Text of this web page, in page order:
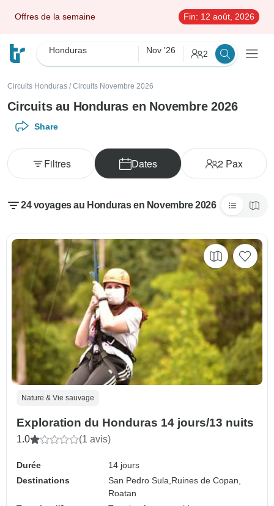
Offres de la semaine Fin: 12 août, 2026
Honduras Nov '26 2
Circuits Honduras / Circuits Novembre 2026
Circuits au Honduras en Novembre 2026
Share
Dates 2Pax
Filtres
24 voyages au Honduras en Novembre 2026
Nature & Vie sauvage
Exploration du Honduras 14 jours/13 nuits
1.0 (1 avis)
Durée
14 jours
Destinations
San Pedro Sula, Ruines de Copan,
Roatan